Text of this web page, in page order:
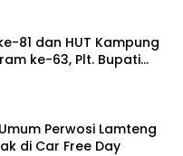
81 dan HUT Kampung
ke-63, Plt. Bupati
Pagelaran Wayang
Perwosi Lamteng
di Car Free Day